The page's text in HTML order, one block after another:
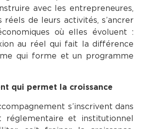
avec les entrepreneures,
réels de leurs activités, s’ancrer
où elles évoluent :
au réel qui fait la différence
qui forme et un programme
qui permet la croissance
s’inscrivent dans
réglementaire et institutionnel